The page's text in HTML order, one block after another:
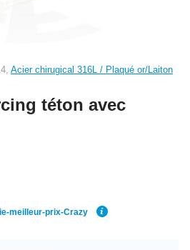
Acier chirugical 316L / Plaqué or/Laiton
téton avec
meilleur-prix-Crazy